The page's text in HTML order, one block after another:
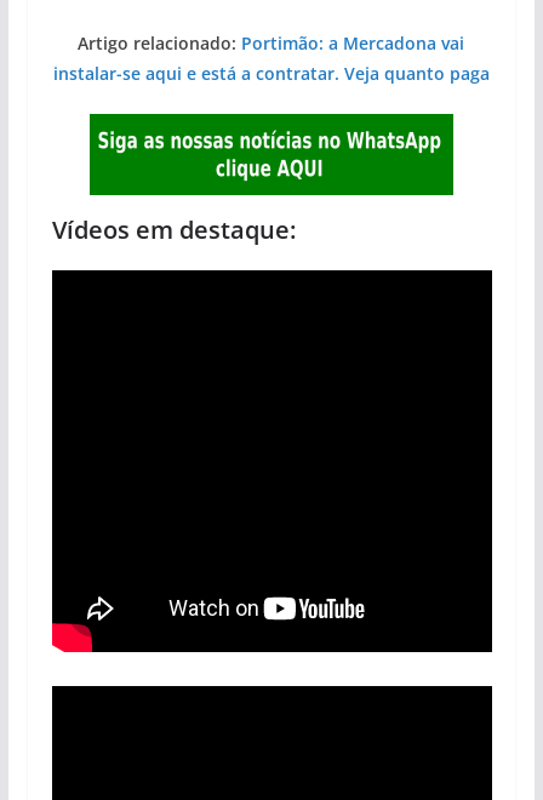
Artigo relacionado: Portimão: a Mercadona vai
instalar-se aqui e está a contratar. Veja quanto paga
Vídeos em destaque: